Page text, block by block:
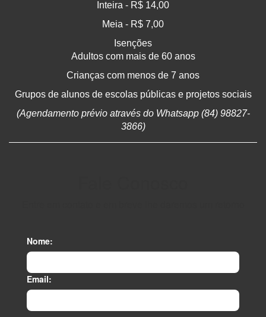
Inteira - R$ 14,00
Meia - R$ 7,00
Isenções
Adultos com mais de 60 anos
Crianças com menos de 7 anos
Grupos de alunos de escolas públicas e projetos sociais
(Agendamento prévio através do Whatsapp (84) 98827-
3866)
Nome:
Email: